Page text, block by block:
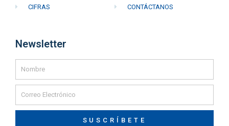
CIFRAS CONTÁCTANOS
Newsletter
SUSCRÍBETE